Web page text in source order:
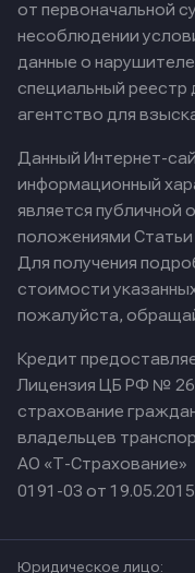
от первоначальной
несоблюдении
данные о
специальный реестр
агентство для
Данный Интернет-
информационный
является публичной
положениями
Для получения
стоимости
пожалуйста,
Кредит
Лицензия ЦБ РФ №
страхование
владельцев
АО «Т-Страхование»
0191-03 от 19.05.2015
Юридическое лицо: